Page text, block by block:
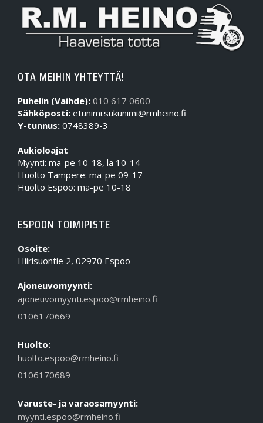
OTA MEIHIN YHTEYTTÄ!
Puhelin (Vaihde): 010 617 0600
Sähköposti: etunimi.sukunimi@rmheino.fi
Y-tunnus: 0748389-3
Aukioloajat
Myynti: ma-pe 10-18, la 10-14
Huolto Tampere: ma-pe 09-17
Huolto Espoo: ma-pe 10-18
ESPOON TOIMIPISTE
Osoite:
Hiirisuontie 2, 02970 Espoo
Ajoneuvomyynti:
ajoneuvomyynti.espoo@rmheino.fi
0106170669
Huolto:
huolto.espoo@rmheino.fi
0106170689
Varuste- ja varaosamyynti:
myynti.espoo@rmheino.fi